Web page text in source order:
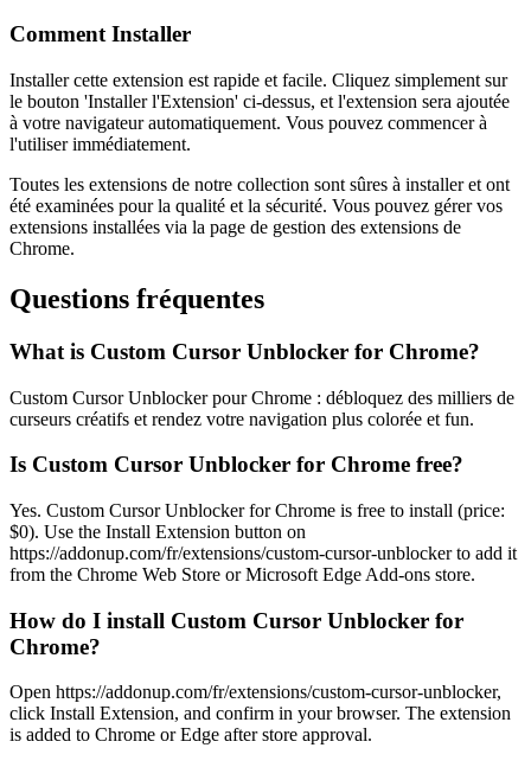
Comment Installer
Installer cette extension est rapide et facile. Cliquez simplement sur
le bouton 'Installer l'Extension' ci-dessus, et l'extension sera ajoutée
à votre navigateur automatiquement. Vous pouvez commencer à
l'utiliser immédiatement.
Toutes les extensions de notre collection sont sûres à installer et ont
été examinées pour la qualité et la sécurité. Vous pouvez gérer vos
extensions installées via la page de gestion des extensions de
Chrome.
Questions fréquentes
What is Custom Cursor Unblocker for Chrome?
Custom Cursor Unblocker pour Chrome : débloquez des milliers de
curseurs créatifs et rendez votre navigation plus colorée et fun.
Is Custom Cursor Unblocker for Chrome free?
Yes. Custom Cursor Unblocker for Chrome is free to install (price:
$0). Use the Install Extension button on
https://addonup.com/fr/extensions/custom-cursor-unblocker to add it
from the Chrome Web Store or Microsoft Edge Add-ons store.
How do I install Custom Cursor Unblocker for
Chrome?
Open https://addonup.com/fr/extensions/custom-cursor-unblocker,
click Install Extension, and confirm in your browser. The extension
is added to Chrome or Edge after store approval.